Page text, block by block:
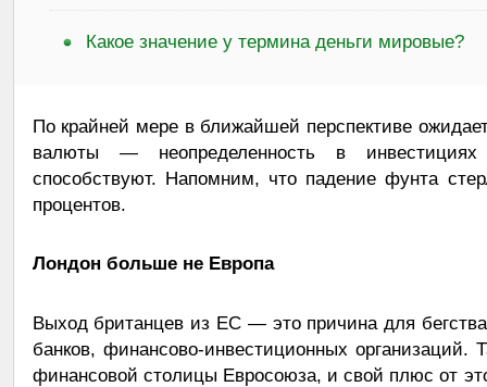
Какое значение у термина деньги мировые?
По крайней мере в ближайшей перспективе
валюты — неопределенность в
способствуют. Напомним, что падение фунта
процентов.
Лондон больше не Европа
Выход британцев из ЕС — это причина для
банков, финансово-инвестиционных организаций.
финансовой столицы Евросоюза, и свой плюс от